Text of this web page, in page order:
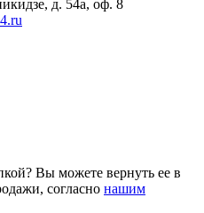
д. 54а, оф. 8
Вы можете вернуть ее в
согласно нашим